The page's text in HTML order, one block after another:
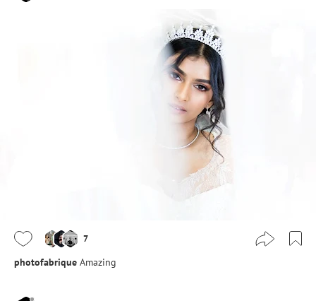
7
photofabrique Amazing